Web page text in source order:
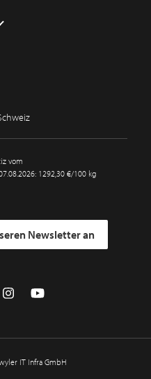
vom
1292,30 €/100 kg
Newsletter an
IT Infra GmbH